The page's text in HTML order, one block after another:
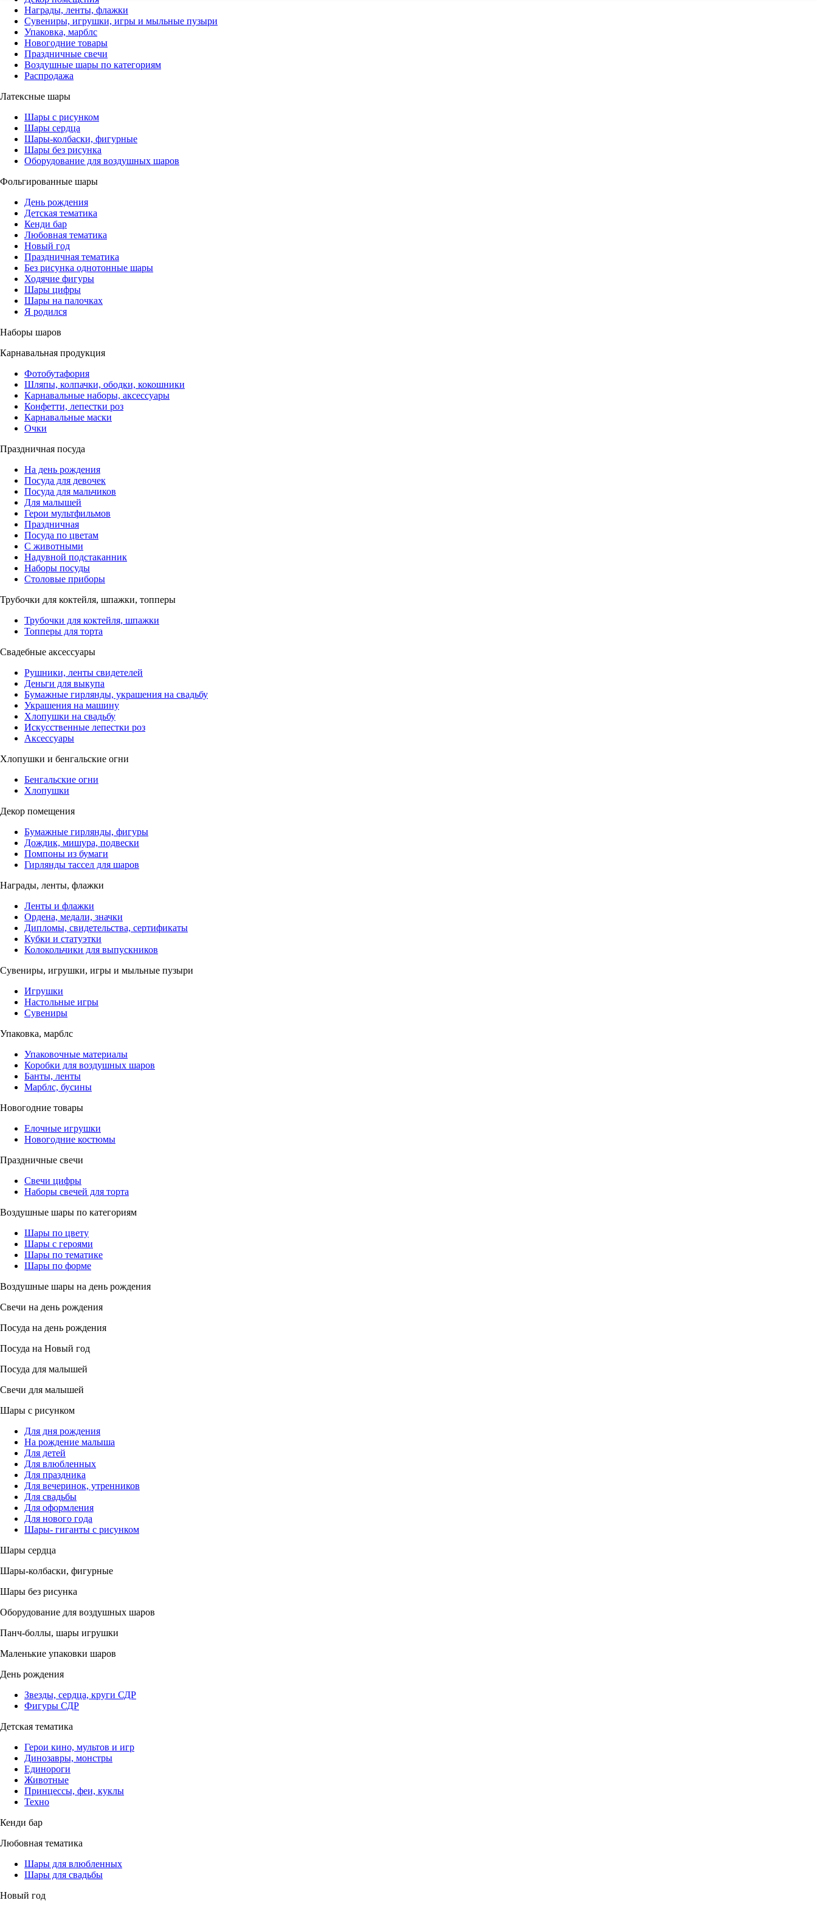
Награды, ленты, флажки
Сувениры, игрушки, игры и мыльные пузыри
Упаковка, марблс
Новогодние товары
Праздничные свечи
Воздушные шары по категориям
Распродажа
Латексные шары
Шары с рисунком
Шары сердца
Шары-колбаски, фигурные
Шары без рисунка
Оборудование для воздушных шаров
Фольгированные шары
День рождения
Детская тематика
Кенди бар
Любовная тематика
Новый год
Праздничная тематика
Без рисунка однотонные шары
Ходячие фигуры
Шары цифры
Шары на палочках
Я родился
Наборы шаров
Карнавальная продукция
Фотобутафория
Шляпы, колпачки, ободки, кокошники
Карнавальные наборы, аксессуары
Конфетти, лепестки роз
Карнавальные маски
Очки
Праздничная посуда
На день рождения
Посуда для девочек
Посуда для мальчиков
Для малышей
Герои мультфильмов
Праздничная
Посуда по цветам
С животными
Надувной подстаканник
Наборы посуды
Столовые приборы
Трубочки для коктейля, шпажки, топперы
Трубочки для коктейля, шпажки
Топперы для торта
Свадебные аксессуары
Рушники, ленты свидетелей
Деньги для выкупа
Бумажные гирлянды, украшения на свадьбу
Украшения на машину
Хлопушки на свадьбу
Искусственные лепестки роз
Аксессуары
Хлопушки и бенгальские огни
Бенгальские огни
Хлопушки
Декор помещения
Бумажные гирлянды, фигуры
Дождик, мишура, подвески
Помпоны из бумаги
Гирлянды тассел для шаров
Награды, ленты, флажки
Ленты и флажки
Ордена, медали, значки
Дипломы, свидетельства, сертификаты
Кубки и статуэтки
Колокольчики для выпускников
Сувениры, игрушки, игры и мыльные пузыри
Игрушки
Настольные игры
Сувениры
Упаковка, марблс
Упаковочные материалы
Коробки для воздушных шаров
Банты, ленты
Марблс, бусины
Новогодние товары
Елочные игрушки
Новогодние костюмы
Праздничные свечи
Свечи цифры
Наборы свечей для торта
Воздушные шары по категориям
Шары по цвету
Шары с героями
Шары по тематике
Шары по форме
Воздушные шары на день рождения
Свечи на день рождения
Посуда на день рождения
Посуда на Новый год
Посуда для малышей
Свечи для малышей
Шары с рисунком
Для дня рождения
На рождение малыша
Для детей
Для влюбленных
Для праздника
Для вечеринок, утренников
Для свадьбы
Для оформления
Для нового года
Шары- гиганты с рисунком
Шары сердца
Шары-колбаски, фигурные
Шары без рисунка
Оборудование для воздушных шаров
Панч-боллы, шары игрушки
Маленькие упаковки шаров
День рождения
Звезды, сердца, круги СДР
Фигуры СДР
Детская тематика
Герои кино, мультов и игр
Динозавры, монстры
Единороги
Животные
Принцессы, феи, куклы
Техно
Кенди бар
Любовная тематика
Шары для влюбленных
Шары для свадьбы
Новый год